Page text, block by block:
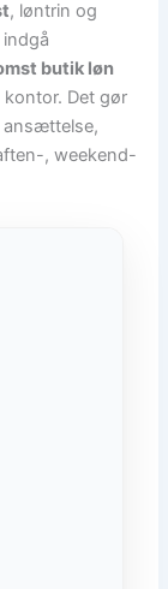
, løntrin og
butik løn
Det gør
, weekend-